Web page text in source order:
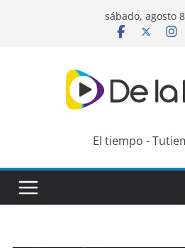
sábado, agosto
El tiempo -